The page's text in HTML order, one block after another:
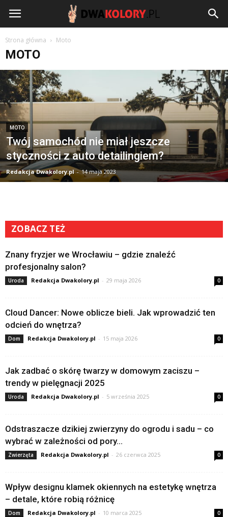
DwaKolory.pl
Strona główna Moto
MOTO
MOTO
Twój samochód nie miał jeszcze
styczności z auto detailingiem?
Redakcja Dwakolory.pl - 14 maja 2023
ZOBACZ TEŻ
Znany fryzjer we Wrocławiu – gdzie znaleźć
profesjonalny salon?
Uroda Redakcja Dwakolory.pl - 29 maja 2026 0
Cloud Dancer: Nowe oblicze bieli. Jak wprowadzić ten
odcień do wnętrza?
Dom Redakcja Dwakolory.pl - 15 maja 2026 0
Jak zadbać o skórę twarzy w domowym zaciszu –
trendy w pielęgnacji 2025
Uroda Redakcja Dwakolory.pl - 5 września 2025 0
Odstraszacze dzikiej zwierzyny do ogrodu i sadu – co
wybrać w zależności od pory...
Zwierzęta Redakcja Dwakolory.pl - 26 czerwca 2025 0
Wpływ designu klamek okiennych na estetykę wnętrza
– detale, które robią różnicę
Dom Redakcja Dwakolory.pl - 10 marca 2025 0